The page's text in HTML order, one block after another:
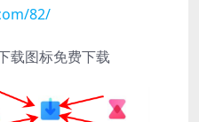
82/
载图标免费下载